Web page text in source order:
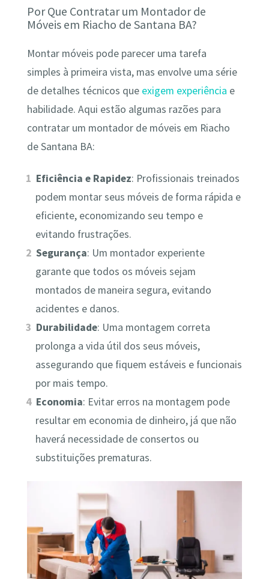
Por Que Contratar um Montador de
Móveis em Riacho de Santana BA?
Montar móveis pode parecer uma tarefa
simples à primeira vista, mas envolve uma série
de detalhes técnicos que exigem experiência e
habilidade. Aqui estão algumas razões para
contratar um montador de móveis em Riacho
de Santana BA:
Eficiência e Rapidez: Profissionais treinados
podem montar seus móveis de forma rápida e
eficiente, economizando seu tempo e
evitando frustrações.
Segurança: Um montador experiente
garante que todos os móveis sejam
montados de maneira segura, evitando
acidentes e danos.
Durabilidade: Uma montagem correta
prolonga a vida útil dos seus móveis,
assegurando que fiquem estáveis e funcionais
por mais tempo.
Economia: Evitar erros na montagem pode
resultar em economia de dinheiro, já que não
haverá necessidade de consertos ou
substituições prematuras.